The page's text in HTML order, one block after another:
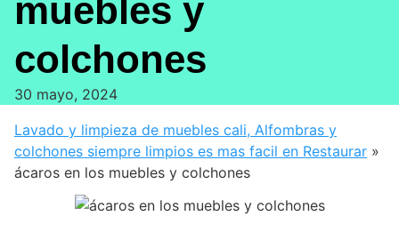
muebles y
colchones
30 mayo, 2024
Lavado y limpieza de muebles cali, Alfombras y
colchones siempre limpios es mas facil en Restaurar »
ácaros en los muebles y colchones